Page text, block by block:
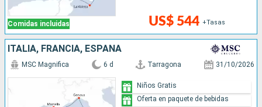
Comidas incluidas US$ 544 +Tasas
ITALIA, FRANCIA, ESPAÑA
MSC Magnifica 6 d Tarragona 31/10/2026
Niños Gratis
Oferta en paquete de bebidas